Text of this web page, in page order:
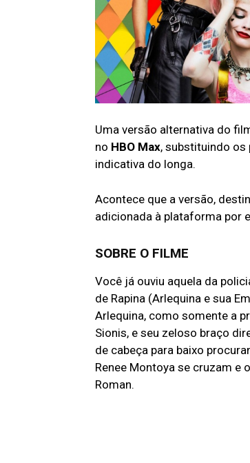
Uma versão alternativa do
no HBO Max, substituindo os
indicativa do longa.
Acontece que a versão,
adicionada à plataforma por
SOBRE O FILME
Você já ouviu aquela da
de Rapina (Arlequina e sua
Arlequina, como somente a
Sionis, e seu zeloso braço
de cabeça para baixo
Renee Montoya se cruzam e
Roman.